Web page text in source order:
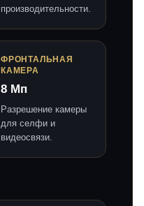
производительности.
ФРОНТАЛЬНАЯ
КАМЕРА
8 Мп
Разрешение камеры
для селфи и
видеосвязи.